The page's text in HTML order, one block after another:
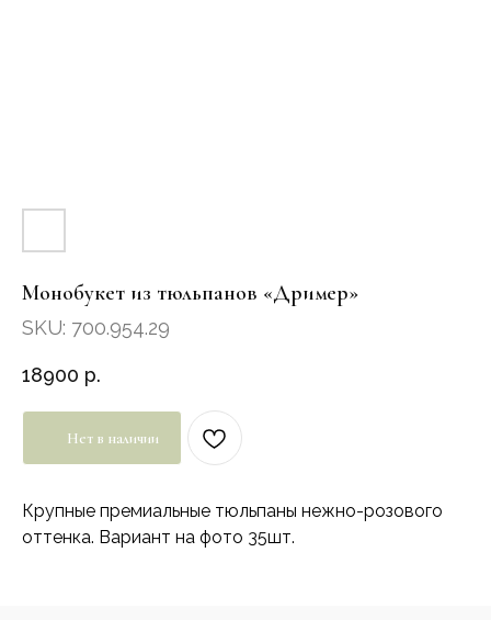
Монобукет из тюльпанов «Дример»
SKU: 700.954.29
18900 р.
Нет в наличии
Крупные премиальные тюльпаны нежно-розового
оттенка. Вариант на фото 35шт.